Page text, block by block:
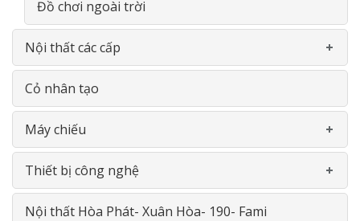
Thiết bị nội thất trong lớp học
Giá vẽ đa năng
Nhà khối - Nhà chức năng
Đồ chơi ngoài trời
Nội thất các cấp
Gía- Kệ - Thiết bị nhà bếp- INOX
Bàn ghế
Bảng
Nội thât thư viện
Cỏ nhân tạo
Máy chiếu
Máy chiếu Viewsonic
Máy chiếu Optoma
Thiết bị công nghệ
Máy in
Nội thất Hòa Phát- Xuân Hòa- 190- Fami